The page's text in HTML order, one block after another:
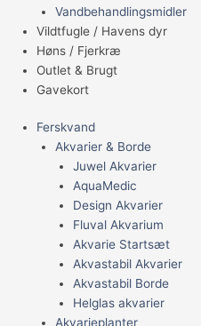
Vandbehandlingsmidler
Vildtfugle / Havens dyr
Høns / Fjerkræ
Outlet & Brugt
Gavekort
Ferskvand
Akvarier & Borde
Juwel Akvarier
AquaMedic
Design Akvarier
Fluval Akvarium
Akvarie Startsæt
Akvastabil Akvarier
Akvastabil Borde
Helglas akvarier
Akvarieplanter